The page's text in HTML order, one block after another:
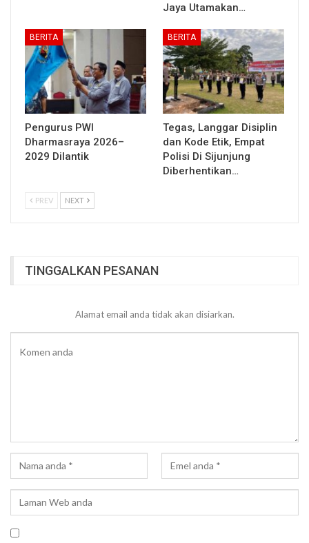
Jaya Utamakan…
BERITA
Pengurus PWI
Dharmasraya 2026–
2029 Dilantik
BERITA
Tegas, Langgar Disiplin
dan Kode Etik, Empat
Polisi Di Sijunjung
Diberhentikan…
PREV NEXT
TINGGALKAN PESANAN
Alamat email anda tidak akan disiarkan.